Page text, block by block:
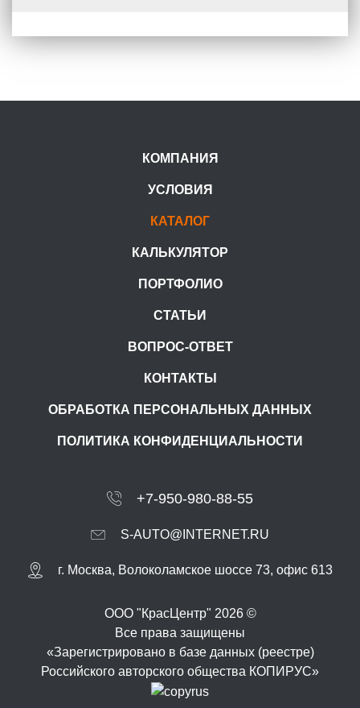
КОМПАНИЯ
УСЛОВИЯ
КАТАЛОГ
КАЛЬКУЛЯТОР
ПОРТФОЛИО
СТАТЬИ
ВОПРОС-ОТВЕТ
КОНТАКТЫ
ОБРАБОТКА ПЕРСОНАЛЬНЫХ ДАННЫХ
ПОЛИТИКА КОНФИДЕНЦИАЛЬНОСТИ
+7-950-980-88-55
S-AUTO@INTERNET.RU
г. Москва, Волоколамское шоссе 73, офис 613
ООО "КрасЦентр" 2026 ©
Все права защищены
«Зарегистрировано в базе данных (реестре)
Российского авторского общества КОПИРУС»